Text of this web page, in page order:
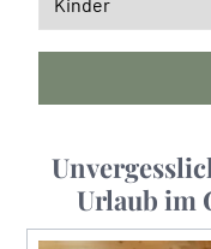
Website
Urlaub im